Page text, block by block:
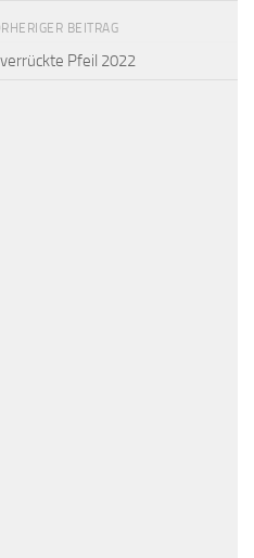
BEITRAG
Pfeil 2022